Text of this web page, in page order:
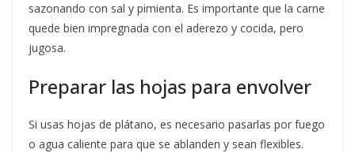
sazonando con sal y pimienta. Es importante que la carne
quede bien impregnada con el aderezo y cocida, pero
jugosa.
Preparar las hojas para envolver
Si usas hojas de plátano, es necesario pasarlas por fuego
o agua caliente para que se ablanden y sean flexibles.